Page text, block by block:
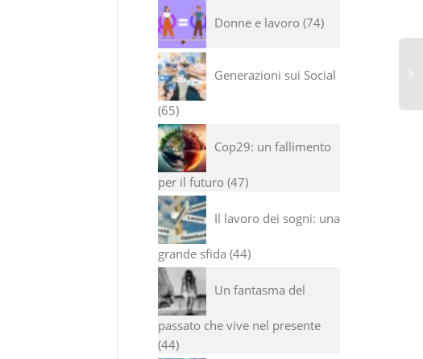
Donne e lavoro 74
Generazioni sui Social
65
Cop29: un fallimento
per il futuro 47
Il lavoro dei sogni: una
grande sfida 44
Un fantasma del
passato che vive nel presente
44